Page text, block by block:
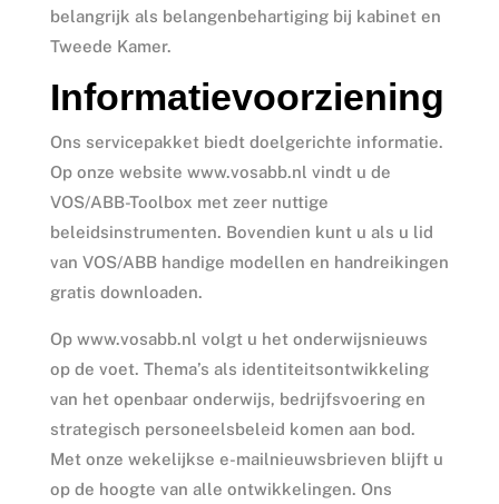
belangrijk als belangenbehartiging bij kabinet en
Tweede Kamer.
Informatievoorziening
Ons servicepakket biedt doelgerichte informatie.
Op onze website www.vosabb.nl vindt u de
VOS/ABB-Toolbox met zeer nuttige
beleidsinstrumenten. Bovendien kunt u als u lid
van VOS/ABB handige modellen en handreikingen
gratis downloaden.
Op www.vosabb.nl volgt u het onderwijsnieuws
op de voet. Thema’s als identiteitsontwikkeling
van het openbaar onderwijs, bedrijfsvoering en
strategisch personeelsbeleid komen aan bod.
Met onze wekelijkse e-mailnieuwsbrieven blijft u
op de hoogte van alle ontwikkelingen. Ons